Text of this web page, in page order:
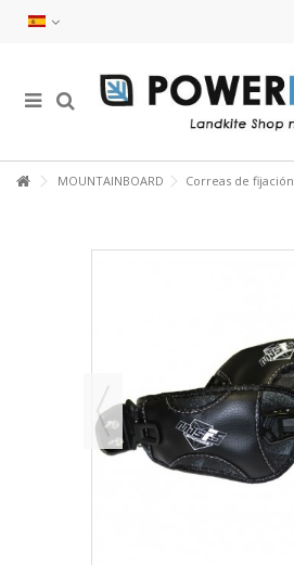
MOUNTAINBOARD Correas de fijación